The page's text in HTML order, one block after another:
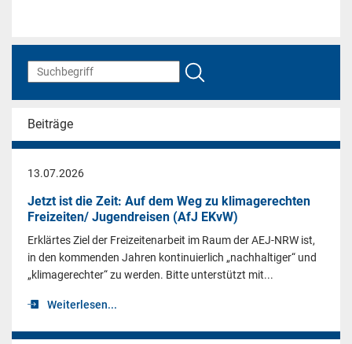
Beiträge
13.07.2026
Jetzt ist die Zeit: Auf dem Weg zu klimagerechten
Freizeiten/ Jugendreisen (AfJ EKvW)
Erklärtes Ziel der Freizeitenarbeit im Raum der AEJ-NRW ist,
in den kommenden Jahren kontinuierlich „nachhaltiger“ und
„klimagerechter“ zu werden. Bitte unterstützt mit...
Weiterlesen...